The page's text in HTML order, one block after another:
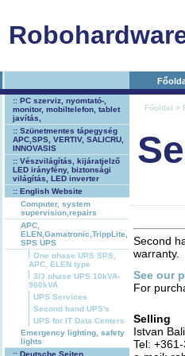
:: PC szerviz, nyomtató-,
monitor, mobiltelefon, tablet
javítás,
:: Szünetmentes tápegység
APC,SPS, VERTIV, SALICRU,
INNOVASIS
:: Vészvilágítás, kijáratjelző
LED irányfény, biztonsági
világítás, LED inverter
:: English Website
Computer, system
supervision,repairs
APC,
ELEN,Gamatronic,TrippLite,
SPS UPS
One phase UPS SPS,
APC, ELEN type
3/3 phase UPS 10kVA-
960kVA
UPS Services
Second hand UPS's
UPS for IT Data Centers
Emergency lighting, safety
lights
:: Deutsche Seiten
Főoldal >
Second
warranty.
See our
For
Selling
Istvan
Tel: